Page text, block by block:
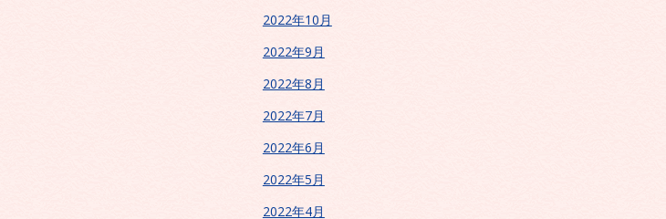
2022年10月
2022年9月
2022年8月
2022年7月
2022年6月
2022年5月
2022年4月